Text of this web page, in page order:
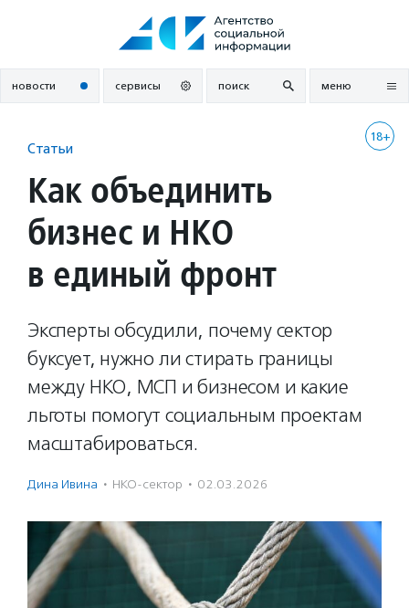
новости сервисы поиск меню
18+
Статьи
Как объединить
бизнес и НКО
в единый фронт
Эксперты обсудили, почему сектор
буксует, нужно ли стирать границы
между НКО, МСП и бизнесом и какие
льготы помогут социальным проектам
масштабироваться.
Дина Ивина · НКО-сектор · 02.03.2026